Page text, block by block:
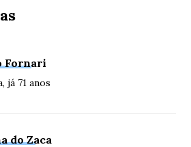
Fornari
já 71 anos
do Zaca